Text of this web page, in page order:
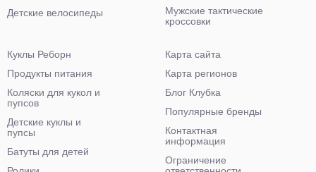
Детские велосипеды
Мужские тактические
кроссовки
Куклы Реборн
Продукты питания
Коляски для кукол и
пупсов
Детские куклы и
пупсы
Батуты для детей
Карта сайта
Карта регионов
Блог Клубка
Популярные бренды
Контактная
информация
Ограничение